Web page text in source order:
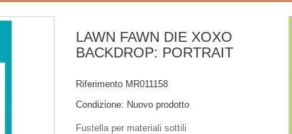
LAWN FAWN DIE XOXO
BACKDROP: PORTRAIT
Riferimento MR011158
Condizione: Nuovo prodotto
Fustella per materiali sottili